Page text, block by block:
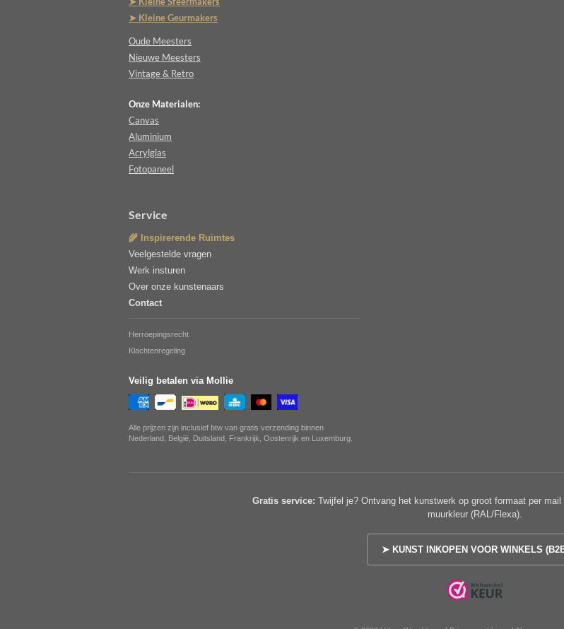
➤ Kleine Geurmakers
Oude Meesters
Nieuwe Meesters
Vintage & Retro
Onze Materialen:
Canvas
Aluminium
Acrylglas
Fotopaneel
Service
🌾 Inspirerende Ruimtes
Veelgestelde vragen
Werk insturen
Over onze kunstenaars
Contact
Herroepingsrecht
Klachtenregeling
Veilig betalen via Mollie
Alle prijzen zijn inclusief btw van gratis verzending binnen
Nederland, België, Duitsland, Frankrijk, Oostenrijk en Luxemburg.
Gratis service: Twijfel je? Ontvang het kunstwerk op groot formaat per
muurkleur (RAL/Flexa).
➤ KUNST INKOPEN VOOR WINKELS